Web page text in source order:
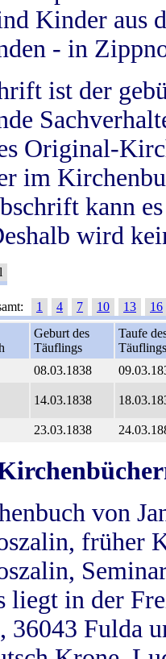
Kinder aus
- in
ist der
Original-
im
kann
wird
1 4 7 10 13
16
Geburt des
Täuflings
Taufe
Täuflings
08.03.1838
14.03.1838
23.03.1838
von
früher
liegt in der
36043 Fulda